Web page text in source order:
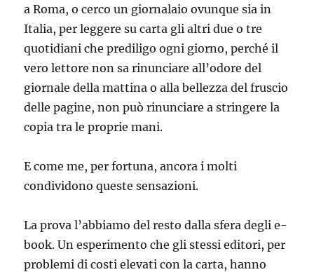
a Roma, o cerco un giornalaio ovunque sia in
Italia, per leggere su carta gli altri due o tre
quotidiani che prediligo ogni giorno, perché il
vero lettore non sa rinunciare all’odore del
giornale della mattina o alla bellezza del fruscio
delle pagine, non può rinunciare a stringere la
copia tra le proprie mani.
E come me, per fortuna, ancora i molti
condividono queste sensazioni.
La prova l’abbiamo del resto dalla sfera degli e-
book. Un esperimento che gli stessi editori, per
problemi di costi elevati con la carta, hanno